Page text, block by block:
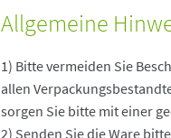
Allgemeine
1) Bitte vermeiden Sie
allen
sorgen Sie bitte mit einer
2) Senden Sie die Ware